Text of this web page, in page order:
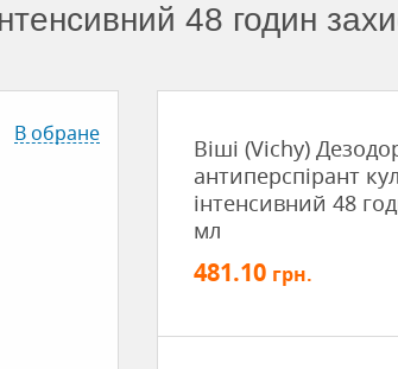
48 годин
В обране
Віші (Vichy)
антиперспірант
інтенсивний 48
мл
481.10 грн.